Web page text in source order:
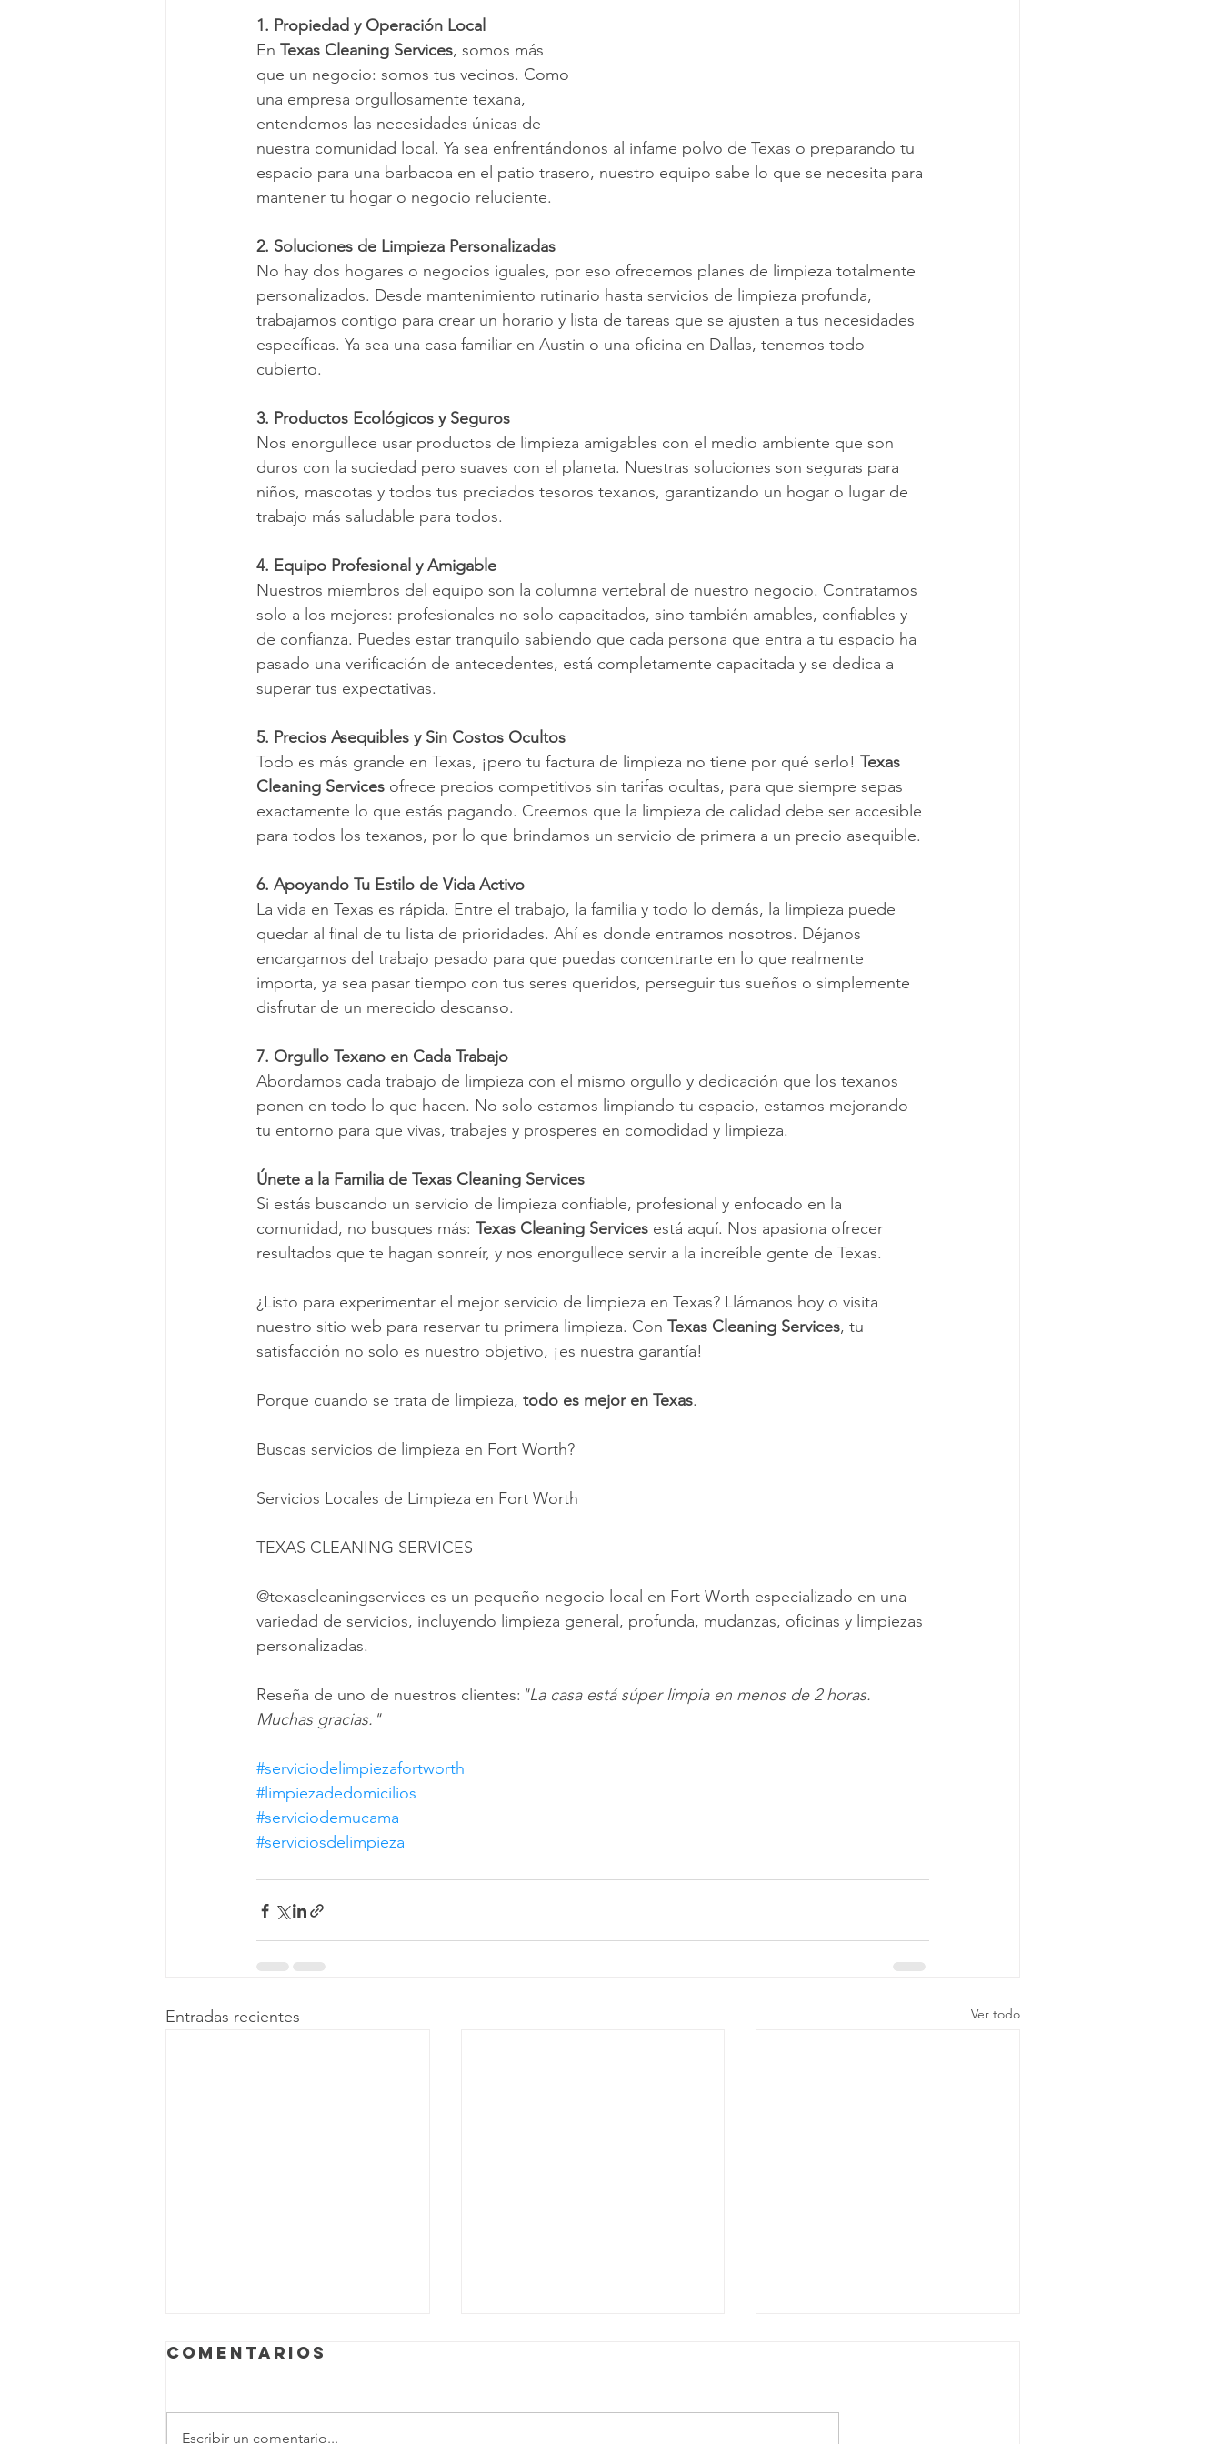
1. Propiedad y Operación Local
En Texas Cleaning Services, somos más
que un negocio: somos tus vecinos. Como
una empresa orgullosamente texana,
entendemos las necesidades únicas de
nuestra comunidad local. Ya sea enfrentándonos al infame polvo de Texas o preparando tu
espacio para una barbacoa en el patio trasero, nuestro equipo sabe lo que se necesita para
mantener tu hogar o negocio reluciente.
2. Soluciones de Limpieza Personalizadas
No hay dos hogares o negocios iguales, por eso ofrecemos planes de limpieza totalmente
personalizados. Desde mantenimiento rutinario hasta servicios de limpieza profunda,
trabajamos contigo para crear un horario y lista de tareas que se ajusten a tus necesidades
específicas. Ya sea una casa familiar en Austin o una oficina en Dallas, tenemos todo
cubierto.
3. Productos Ecológicos y Seguros
Nos enorgullece usar productos de limpieza amigables con el medio ambiente que son
duros con la suciedad pero suaves con el planeta. Nuestras soluciones son seguras para
niños, mascotas y todos tus preciados tesoros texanos, garantizando un hogar o lugar de
trabajo más saludable para todos.
4. Equipo Profesional y Amigable
Nuestros miembros del equipo son la columna vertebral de nuestro negocio. Contratamos
solo a los mejores: profesionales no solo capacitados, sino también amables, confiables y
de confianza. Puedes estar tranquilo sabiendo que cada persona que entra a tu espacio ha
pasado una verificación de antecedentes, está completamente capacitada y se dedica a
superar tus expectativas.
5. Precios Asequibles y Sin Costos Ocultos
Todo es más grande en Texas, ¡pero tu factura de limpieza no tiene por qué serlo! Texas
Cleaning Services ofrece precios competitivos sin tarifas ocultas, para que siempre sepas
exactamente lo que estás pagando. Creemos que la limpieza de calidad debe ser accesible
para todos los texanos, por lo que brindamos un servicio de primera a un precio asequible.
6. Apoyando Tu Estilo de Vida Activo
La vida en Texas es rápida. Entre el trabajo, la familia y todo lo demás, la limpieza puede
quedar al final de tu lista de prioridades. Ahí es donde entramos nosotros. Déjanos
encargarnos del trabajo pesado para que puedas concentrarte en lo que realmente
importa, ya sea pasar tiempo con tus seres queridos, perseguir tus sueños o simplemente
disfrutar de un merecido descanso.
7. Orgullo Texano en Cada Trabajo
Abordamos cada trabajo de limpieza con el mismo orgullo y dedicación que los texanos
ponen en todo lo que hacen. No solo estamos limpiando tu espacio, estamos mejorando
tu entorno para que vivas, trabajes y prosperes en comodidad y limpieza.
Únete a la Familia de Texas Cleaning Services
Si estás buscando un servicio de limpieza confiable, profesional y enfocado en la
comunidad, no busques más: Texas Cleaning Services está aquí. Nos apasiona ofrecer
resultados que te hagan sonreír, y nos enorgullece servir a la increíble gente de Texas.
¿Listo para experimentar el mejor servicio de limpieza en Texas? Llámanos hoy o visita
nuestro sitio web para reservar tu primera limpieza. Con Texas Cleaning Services, tu
satisfacción no solo es nuestro objetivo, ¡es nuestra garantía!
Porque cuando se trata de limpieza, todo es mejor en Texas.
Buscas servicios de limpieza en Fort Worth?
Servicios Locales de Limpieza en Fort Worth
TEXAS CLEANING SERVICES
@texascleaningservices es un pequeño negocio local en Fort Worth especializado en una
variedad de servicios, incluyendo limpieza general, profunda, mudanzas, oficinas y limpiezas
personalizadas.
Reseña de uno de nuestros clientes: "La casa está súper limpia en menos de 2 horas.
Muchas gracias."
#serviciodelimpiezafortworth
#limpiezadedomicilios
#serviciodemucama
#serviciosdelimpieza
Entradas recientes Ver todo
Comentarios
Escribir un comentario...